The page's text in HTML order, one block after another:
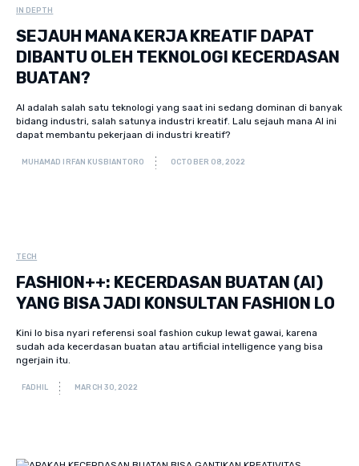
IN DEPTH
SEJAUH MANA KERJA KREATIF DAPAT
DIBANTU OLEH TEKNOLOGI KECERDASAN
BUATAN?
AI adalah salah satu teknologi yang saat ini sedang dominan di banyak
bidang industri, salah satunya industri kreatif. Lalu sejauh mana AI ini
dapat membantu pekerjaan di industri kreatif?
MUHAMAD IRFAN KUSBIANTORO OCTOBER 08, 2022
TECH
FASHION++: KECERDASAN BUATAN (AI)
YANG BISA JADI KONSULTAN FASHION LO
Kini lo bisa nyari referensi soal fashion cukup lewat gawai, karena
sudah ada kecerdasan buatan atau artificial intelligence yang bisa
ngerjain itu.
FADHIL MARCH 30, 2022